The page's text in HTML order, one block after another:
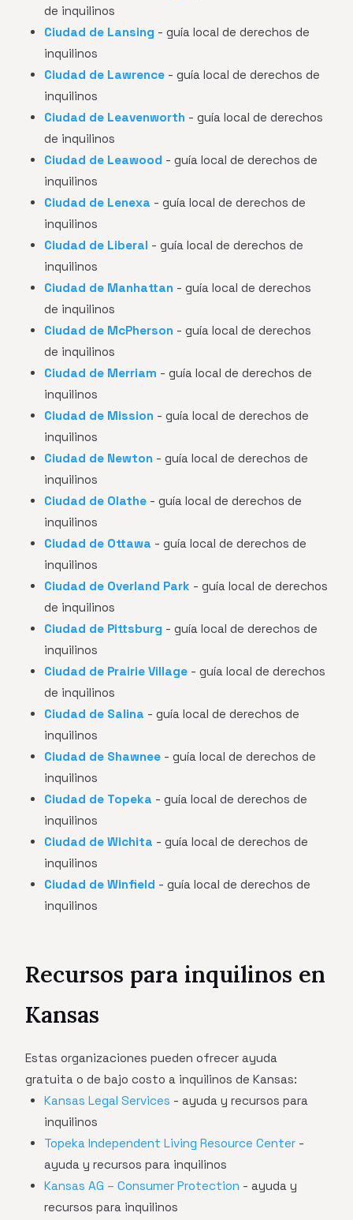
de inquilinos
Ciudad de Lansing - guía local de derechos de
inquilinos
Ciudad de Lawrence - guía local de derechos de
inquilinos
Ciudad de Leavenworth - guía local de derechos
de inquilinos
Ciudad de Leawood - guía local de derechos de
inquilinos
Ciudad de Lenexa - guía local de derechos de
inquilinos
Ciudad de Liberal - guía local de derechos de
inquilinos
Ciudad de Manhattan - guía local de derechos
de inquilinos
Ciudad de McPherson - guía local de derechos
de inquilinos
Ciudad de Merriam - guía local de derechos de
inquilinos
Ciudad de Mission - guía local de derechos de
inquilinos
Ciudad de Newton - guía local de derechos de
inquilinos
Ciudad de Olathe - guía local de derechos de
inquilinos
Ciudad de Ottawa - guía local de derechos de
inquilinos
Ciudad de Overland Park - guía local de derechos
de inquilinos
Ciudad de Pittsburg - guía local de derechos de
inquilinos
Ciudad de Prairie Village - guía local de derechos
de inquilinos
Ciudad de Salina - guía local de derechos de
inquilinos
Ciudad de Shawnee - guía local de derechos de
inquilinos
Ciudad de Topeka - guía local de derechos de
inquilinos
Ciudad de Wichita - guía local de derechos de
inquilinos
Ciudad de Winfield - guía local de derechos de
inquilinos
Recursos para inquilinos en
Kansas
Estas organizaciones pueden ofrecer ayuda
gratuita o de bajo costo a inquilinos de Kansas:
Kansas Legal Services - ayuda y recursos para
inquilinos
Topeka Independent Living Resource Center -
ayuda y recursos para inquilinos
Kansas AG – Consumer Protection - ayuda y
recursos para inquilinos